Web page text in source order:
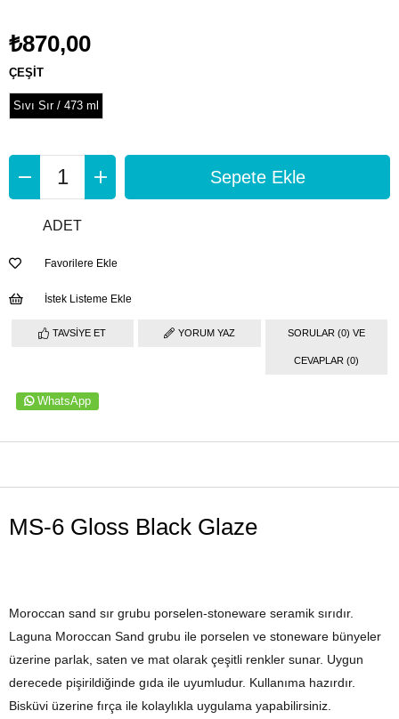
₺870,00
ÇEŞİT
Sıvı Sır / 473 ml
ADET
Favorilere Ekle
İstek Listeme Ekle
TAVSIYE ET YORUM YAZ SORULAR (0) VE
CEVAPLAR (0)
WhatsApp
MS-6 Gloss Black Glaze
Moroccan sand sır grubu porselen-stoneware seramik sırıdır.
Laguna Moroccan Sand grubu ile porselen ve stoneware bünyeler
üzerine parlak, saten ve mat olarak çeşitli renkler sunar. Uygun
derecede pişirildiğinde gıda ile uyumludur. Kullanıma hazırdır.
Bisküvi üzerine fırça ile kolaylıkla uygulama yapabilirsiniz.